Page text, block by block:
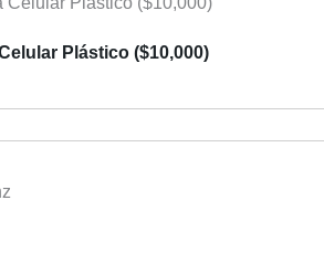
Plástico ($10,000)